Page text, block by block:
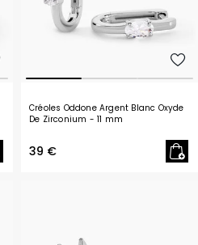
Créoles Oddone Argent Blanc Oxyde
De Zirconium - 11 mm
39 €